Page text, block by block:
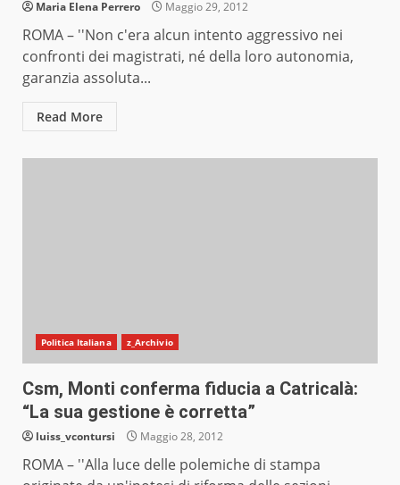
Maria Elena Perrero Maggio 29, 2012
ROMA – ''Non c'era alcun intento aggressivo nei
confronti dei magistrati, né della loro autonomia,
garanzia assoluta...
Read More
Politica Italiana z_Archivio
Csm, Monti conferma fiducia a Catricalà:
“La sua gestione è corretta”
luiss_vcontursi Maggio 28, 2012
ROMA – ''Alla luce delle polemiche di stampa